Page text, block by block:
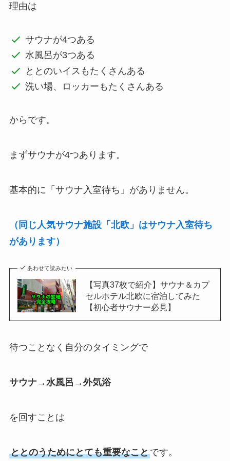
理由は
サウナが4つある
水風呂が3つある
ととのいイスもたくさんある
洗い場、ロッカーもたくさんある
からです。
まずサウナが4つあります。
基本的に「サウナ入室待ち」がありません。
（同じ人気サウナ施設「北欧」はサウナ入室待ち
があります）
あわせて読みたい
【写真37枚で紹介】サウナ＆カプ
セルホテル北欧に宿泊してみた
【初心者サウナー必見】
待つことなく自分のタイミングで
サウナ→水風呂→外気浴
を回すことは
ととのうためにとても重要なことです。